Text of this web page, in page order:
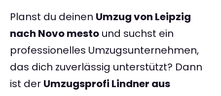
Planst du deinen Umzug von Leipzig
nach Novo mesto und suchst ein
professionelles Umzugsunternehmen,
das dich zuverlässig unterstützt? Dann
ist der Umzugsprofi Lindner aus